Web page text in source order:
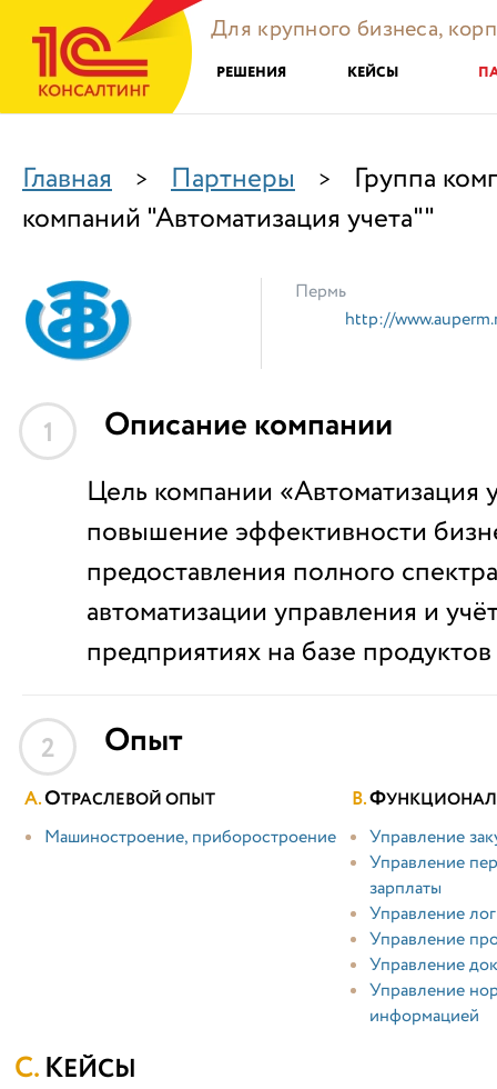
Для крупного бизнеса,
РЕШЕНИЯ КЕЙСЫ
Главная > Партнеры >
Группа
компаний "Автоматизация учета""
Пермь
http://
1 Описание компании
Цель компании «Автоматизация
повышение эффективности
предоставления полного
автоматизации управления и
предприятиях на базе
2 Опыт
ОТРАСЛЕВОЙ ОПЫТ
Машиностроение, приборостроение
Ф
Управление
Управление
зарплаты
Управление
Управление
Управление
Управление
информацией
КЕЙСЫ